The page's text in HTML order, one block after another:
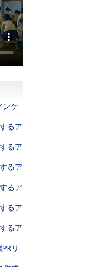
ンケ
るア
るア
るア
るア
るア
るア
リ